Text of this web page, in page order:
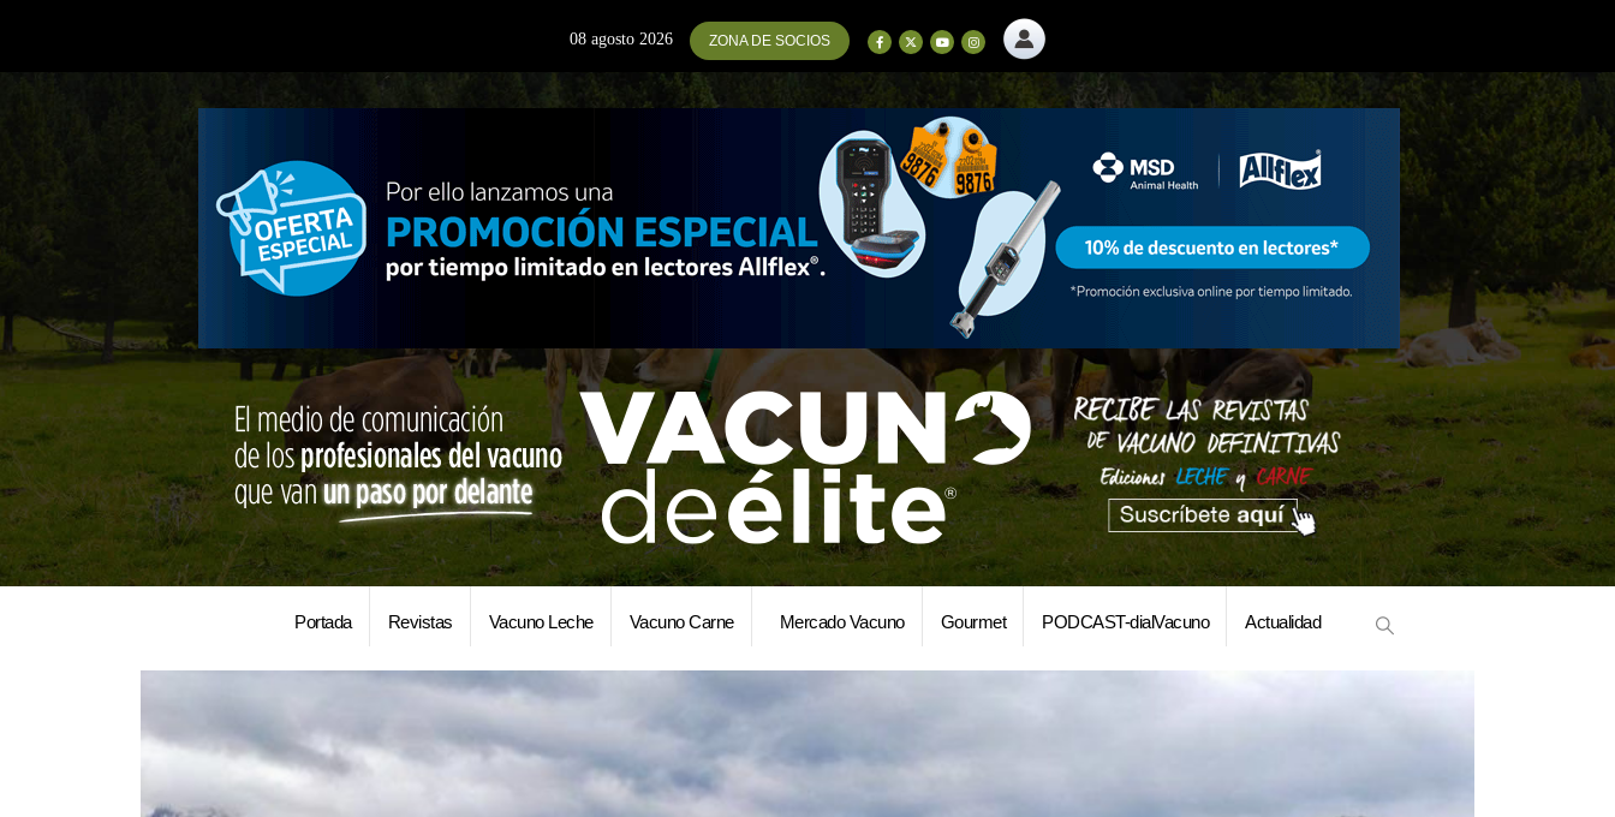
08 agosto 2026 ZONA DE SOCIOS
Portada Revistas Vacuno Leche Vacuno Carne Mercado Vacuno Gourmet PODCAST-dialVacuno Actualidad